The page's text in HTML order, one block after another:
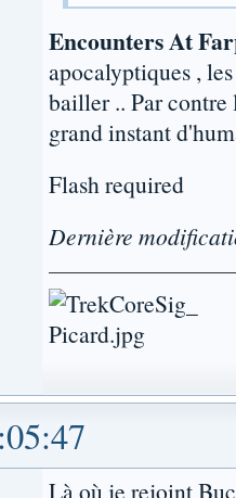
Encounters At
apocalyptiques ,
bailler .. Par contre
grand instant
Flash required
Dernière
Là où je rejoint